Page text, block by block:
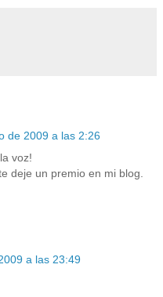
de 2009 a las 2:26
voz!
deje un premio en mi blog.
a las 23:49